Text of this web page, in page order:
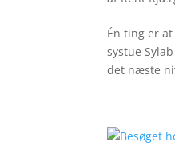
Én ting er
systue
det næste